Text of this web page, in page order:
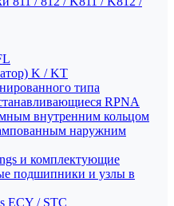
K / KT
типа
RPNA
внутренним кольцом
наружним
и комплектующие
подшипники и узлы в
ECY / STC